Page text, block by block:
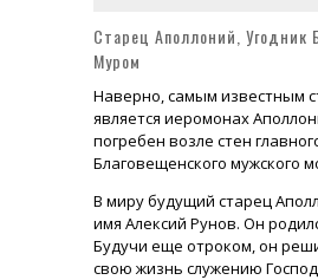
Старец Аполлоний, Угодник
Муром
Наверно, самым известным
является иеромонах
погребен возле стен
Благовещенского мужского
В миру будущий старец
имя Алексий Рунов. Он
Будучи еще отроком, он
свою жизнь служению